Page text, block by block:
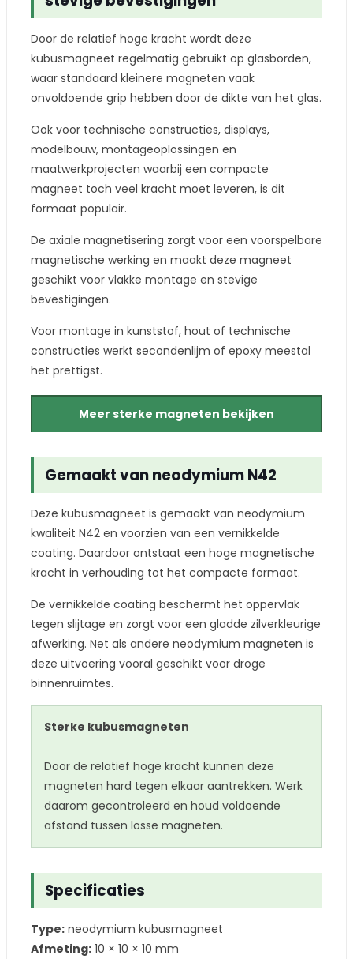
Door de relatief hoge kracht wordt deze
kubusmagneet regelmatig gebruikt op glasborden,
waar standaard kleinere magneten vaak
onvoldoende grip hebben door de dikte van het glas.
Ook voor technische constructies, displays,
modelbouw, montageoplossingen en
maatwerkprojecten waarbij een compacte
magneet toch veel kracht moet leveren, is dit
formaat populair.
De axiale magnetisering zorgt voor een voorspelbare
magnetische werking en maakt deze magneet
geschikt voor vlakke montage en stevige
bevestigingen.
Voor montage in kunststof, hout of technische
constructies werkt secondenlijm of epoxy meestal
het prettigst.
Meer sterke magneten bekijken
Gemaakt van neodymium N42
Deze kubusmagneet is gemaakt van neodymium
kwaliteit N42 en voorzien van een vernikkelde
coating. Daardoor ontstaat een hoge magnetische
kracht in verhouding tot het compacte formaat.
De vernikkelde coating beschermt het oppervlak
tegen slijtage en zorgt voor een gladde zilverkleurige
afwerking. Net als andere neodymium magneten is
deze uitvoering vooral geschikt voor droge
binnenruimtes.
Sterke kubusmagneten
Door de relatief hoge kracht kunnen deze
magneten hard tegen elkaar aantrekken. Werk
daarom gecontroleerd en houd voldoende
afstand tussen losse magneten.
Specificaties
Type: neodymium kubusmagneet
Afmeting: 10 × 10 × 10 mm